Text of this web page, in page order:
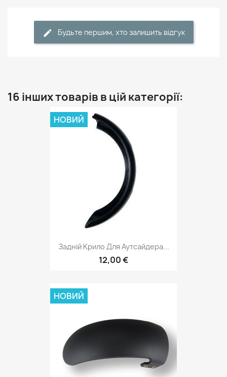
Будьте першим, хто залишить відгук
16 інших товарів в цій категорії:
Задній Крило Для Аутсайдера...
12,00 €
НОВИЙ
НОВИЙ